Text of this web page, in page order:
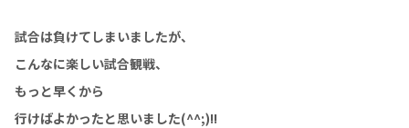
試合は負けてしまいましたが、
こんなに楽しい試合観戦、
もっと早くから
行けばよかったと思いました(^^;)!!